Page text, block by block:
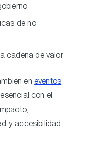
de no
cadena de valor
en eventos
con el
y accesibilidad.